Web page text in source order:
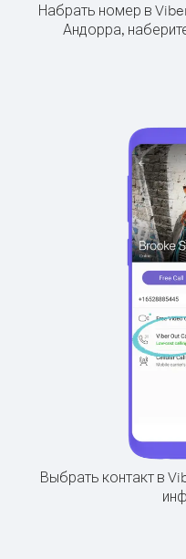
Набрать номер в
Андорра,
Выбрать контакт в